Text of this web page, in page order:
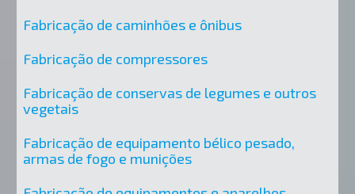
Fabricação de caminhões e ônibus
Fabricação de compressores
Fabricação de conservas de legumes e outros
vegetais
Fabricação de equipamento bélico pesado,
armas de fogo e munições